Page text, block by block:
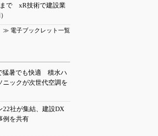
で xR技術で建設業
≫ 電子ブックレット一覧
猛暑でも快適 積水ハ
ニックが次世代空調を
22社が集結、建設DX
例を共有